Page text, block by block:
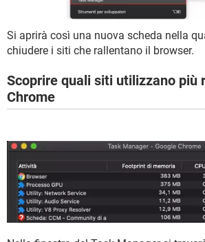
Si aprirà così una nuova scheda nella
chiudere i siti che rallentano il browser.
Scoprire quali siti utilizzano più
Chrome